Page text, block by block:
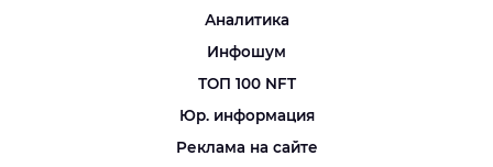
Аналитика
Инфошум
ТОП 100 NFT
Юр. информация
Реклама на сайте